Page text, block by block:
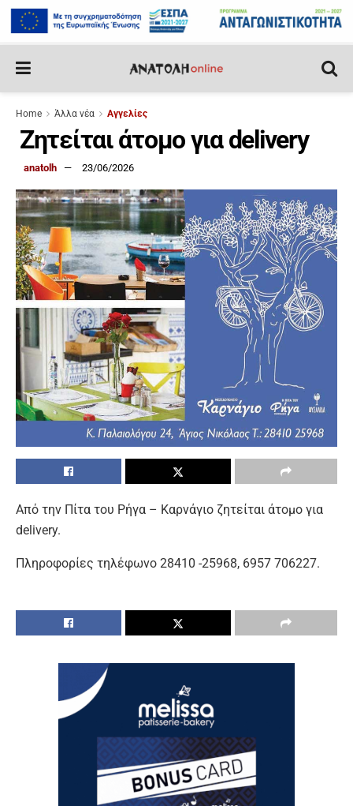
Home Άλλα νέα Αγγελίες
Ζητείται άτομο για delivery
anatolh 23/06/2026
Από την Πίτα του Ρήγα – Καρνάγιο ζητείται άτομο για
delivery.
Πληροφορίες τηλέφωνο 28410 -25968, 6957 706227.